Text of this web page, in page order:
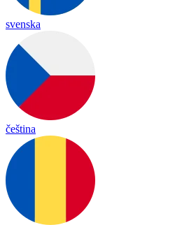
svenska
čeština